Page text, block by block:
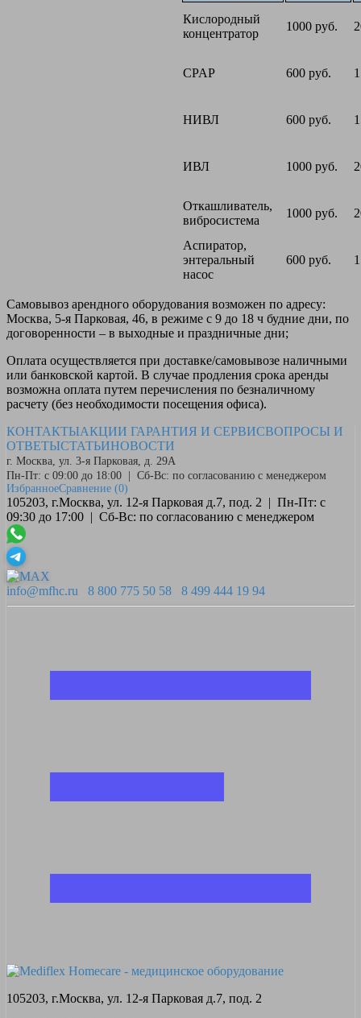
Кислородный
концентратор
1000 руб.
CPAP 600 руб.
НИВЛ 600 руб.
ИВЛ 1000 руб.
Откашливатель,
вибросистема
1000 руб.
Аспиратор,
энтеральный
насос
600 руб.
Самовывоз арендного оборудования возможен по адресу:
Москва, 5-я Парковая, 46, в режиме с 9 до 18 ч будние дни, по
договоренности – в выходные и праздничные дни;
Оплата осуществляется при доставке/самовывозе наличными
или банковской картой. В случае продления срока аренды
возможна оплата путем перечисления по безналичному
расчету (без необходимости посещения офиса).
КОНТАКТЫАКЦИИ ГАРАНТИЯ И СЕРВИСВОПРОСЫ И
ОТВЕТЫСТАТЬИНОВОСТИ
г. Москва, ул. 3-я Парковая, д. 29А
Пн-Пт: с 09:00 до 18:00 | Сб-Вс: по согласованию с менеджером
ИзбранноеСравнение (0)
105203, г.Москва, ул. 12-я Парковая д.7, под. 2 | Пн-Пт: с
09:30 до 17:00 | Сб-Вс: по согласованию с менеджером
info@mfhc.ru 8 800 775 50 58 8 499 444 19 94
105203, г.Москва, ул. 12-я Парковая д.7, под. 2